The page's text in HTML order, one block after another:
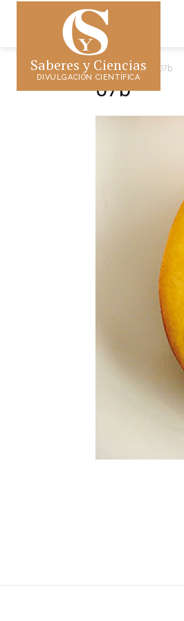
Saberes y Ciencias
DIVULGACIÓN CIENTÍFICA
Inicio 07b 07b
07b